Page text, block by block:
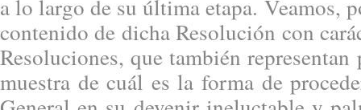
a lo largo de su última etapa. Veamos,
contenido de dicha Resolución con
Resoluciones, que también
muestra de cuál es la forma de